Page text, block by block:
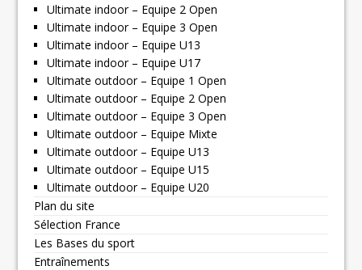
Ultimate indoor – Equipe 2 Open
Ultimate indoor – Equipe 3 Open
Ultimate indoor – Equipe U13
Ultimate indoor – Equipe U17
Ultimate outdoor – Equipe 1 Open
Ultimate outdoor – Equipe 2 Open
Ultimate outdoor – Equipe 3 Open
Ultimate outdoor – Equipe Mixte
Ultimate outdoor – Equipe U13
Ultimate outdoor – Equipe U15
Ultimate outdoor – Equipe U20
Plan du site
Sélection France
Les Bases du sport
Entraînements